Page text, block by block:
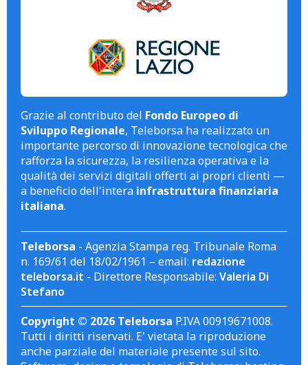
Grazie al contributo del Fondo Europeo di
Sviluppo Regionale, Teleborsa ha realizzato un
importante percorso di innovazione tecnologica che
rafforza la sicurezza, la resilienza operativa e la
qualità dei servizi digitali offerti ai propri clienti —
a beneficio dell'intera infrastruttura finanziaria
italiana.
Teleborsa - Agenzia Stampa reg. Tribunale Roma
n. 169/61 del 18/02/1961 – email: redazione
teleborsa.it - Direttore Responsabile: Valeria Di
Stefano
Copyright © 2026 Teleborsa P.IVA 00919671008.
Tutti i diritti riservati. E' vietata la riproduzione
anche parziale del materiale presente sul sito.